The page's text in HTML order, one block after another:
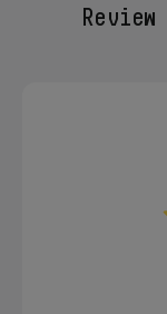
Review